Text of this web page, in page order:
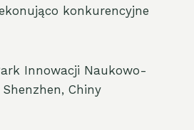
konkurencyjne
Innowacji Naukowo-
Chiny